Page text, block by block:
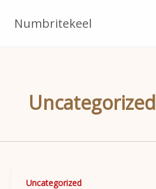
Numbritekeel
Uncategorized
Uncategorized